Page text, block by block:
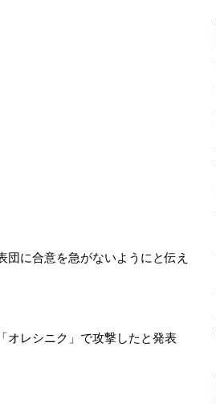
団に合意を急がないようにと伝え
オレシニク」で攻撃したと発表